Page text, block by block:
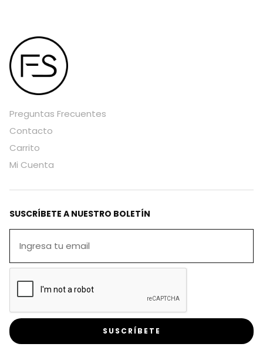
Preguntas Frecuentes
Contacto
Carrito
Mi Cuenta
SUSCRÍBETE A NUESTRO BOLETÍN
SUSCRÍBETE